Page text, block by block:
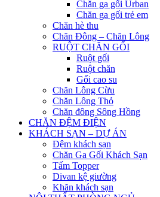
Chăn ga gối Urban
Chăn ga gối trẻ em
Chăn hè thu
Chăn Đông – Chăn Lông
RUỘT CHĂN GỐI
Ruột gối
Ruột chăn
Gối cao su
Chăn Lông Cừu
Chăn Lông Thỏ
Chăn đông Sông Hồng
CHĂN ĐỆM ĐIỆN
KHÁCH SẠN – DỰ ÁN
Đệm khách sạn
Chăn Ga Gối Khách Sạn
Tấm Topper
Divan kệ giường
Khăn khách sạn